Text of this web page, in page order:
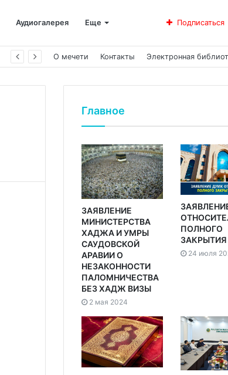
Аудиогалерея Еще Подписаться
О мечети Контакты Электронная
Главное
ЗАЯВЛЕНИЕ
МИНИСТЕРСТВА
ХАДЖА И УМРЫ
САУДОВСКОЙ
АРАВИИ О
НЕЗАКОННОСТИ
ПАЛОМНИЧЕСТВА
БЕЗ ХАДЖ ВИЗЫ
2 мая 2024
ПОЛНОГО
24 июля